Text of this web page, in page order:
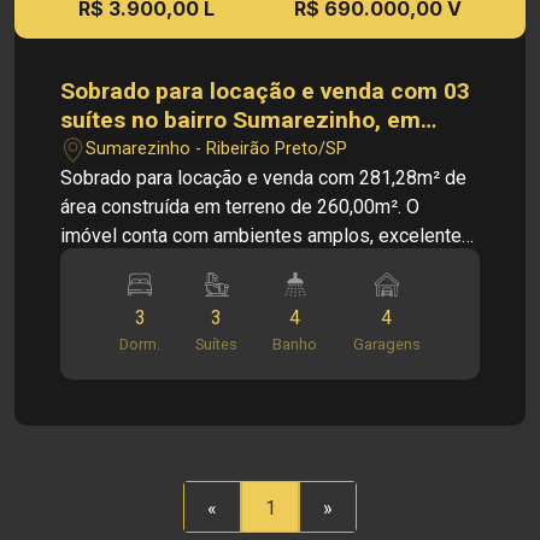
R$ 3.900,00 L R$ 690.000,00 V
Sobrado para locação e venda com 03
suítes no bairro Sumarezinho, em
Ribeirão Preto/SP.
Sumarezinho - Ribeirão Preto/SP
Sobrado para locação e venda com 281,28m² de
área construída em terreno de 260,00m². O
imóvel conta com ambientes amplos, excelente
funcionais, sendo uma excelente opção para
moradia ou instalação de clínicas, consultórios e
escritórios, devido à sua localização privilegiada.
PRINCIPAIS INFORMAÇÕES DO IMÓVEL: PISO
de jantar com armários embutidos - Cozinha com
armários embutidos - Lavabo - Quarto de apoio
3
Dorm.
3
Suítes
4
Banho
4
Garagens
« 1 »